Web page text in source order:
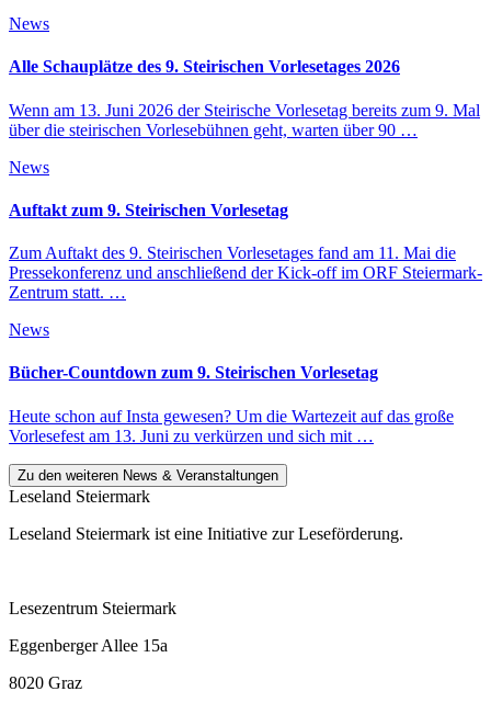
News
Alle Schauplätze des 9. Steirischen Vorlesetages 2026
Wenn am 13. Juni 2026 der Steirische Vorlesetag bereits zum 9. Mal
über die steirischen Vorlesebühnen geht, warten über 90 …
News
Auftakt zum 9. Steirischen Vorlesetag
Zum Auftakt des 9. Steirischen Vorlesetages fand am 11. Mai die
Pressekonferenz und anschließend der Kick-off im ORF Steiermark-
Zentrum statt. …
News
Bücher-Countdown zum 9. Steirischen Vorlesetag
Heute schon auf Insta gewesen? Um die Wartezeit auf das große
Vorlesefest am 13. Juni zu verkürzen und sich mit …
Zu den weiteren News & Veranstaltungen
Leseland Steiermark
Leseland Steiermark ist eine Initiative zur Leseförderung.
Lesezentrum Steiermark
Eggenberger Allee 15a
8020 Graz